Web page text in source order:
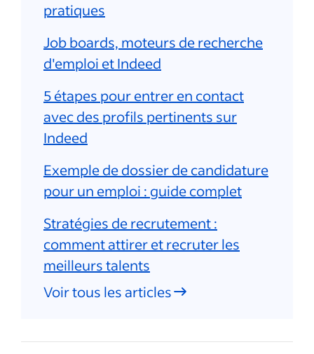
pratiques
Job boards, moteurs de recherche
d'emploi et Indeed
5 étapes pour entrer en contact
avec des profils pertinents sur
Indeed
Exemple de dossier de candidature
pour un emploi : guide complet
Stratégies de recrutement :
comment attirer et recruter les
meilleurs talents
Voir tous les articles